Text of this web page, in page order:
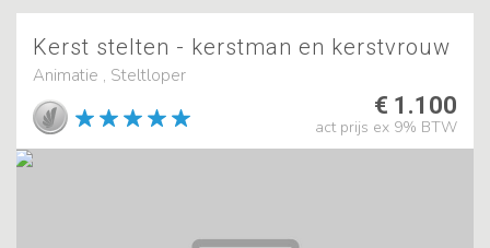
Kerst stelten - kerstman en kerstvrouw
Animatie , Steltloper
€ 1.100
act prijs ex 9% BTW